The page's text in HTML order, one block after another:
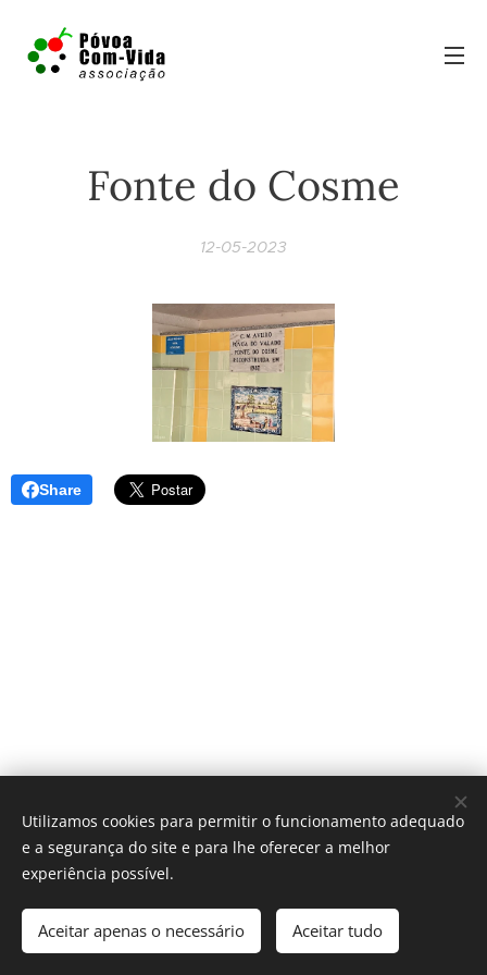
Fonte do Cosme
12-05-2023
Share
Desenvolvido porWebnode Cookies
Utilizamos cookies para permitir o funcionamento adequado
e a segurança do site e para lhe oferecer a melhor
experiência possível.
Aceitar apenas o necessário Aceitar tudo